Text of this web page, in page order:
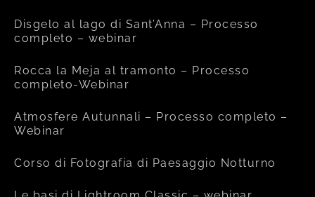
Disgelo al lago di Sant’Anna – Processo
completo – webinar
Rocca la Meja al tramonto – Processo
completo-Webinar
Atmosfere Autunnali – Processo completo –
Webinar
Corso di Fotografia di Paesaggio Notturno